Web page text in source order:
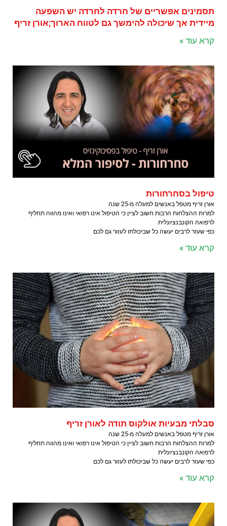
תסמינים אפשריים של חרדה לחרדה יש השפעה
מיידית אך שיכולה להימשך גם לטווח הארוך;אורן זריף
קרא עוד »
טיפול בסחרחורות
אורן זריף מטפל באנשים למעלה מ-25 שנה
למרות ההצלחות הרבות חשוב לציין כי הטיפול אינו רפואי ואינו מהווה תחליף
לרפואה הקונבנציונלית
כפי שעזר לרבים יעשה כל שביכולתו לעזור גם לכם
קרא עוד »
סבלתי מבעיות אולקוס תודה לאורן זריף
אורן זריף מטפל באנשים למעלה מ-25 שנה
למרות ההצלחות הרבות חשוב לציין כי הטיפול אינו רפואי ואינו מהווה תחליף
לרפואה הקונבנציונלית
כפי שעזר לרבים יעשה כל שביכולתו לעזור גם לכם
קרא עוד »